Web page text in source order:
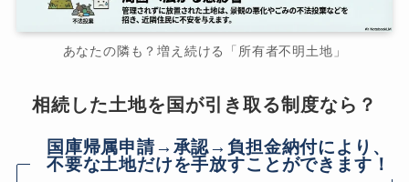
あなたの隣も？増え続ける「所有者不明土地」
相続した土地を国が引き取る制度なら？
国庫帰属申請→承認→負担金納付により、
不要な土地だけを手放すことができます！